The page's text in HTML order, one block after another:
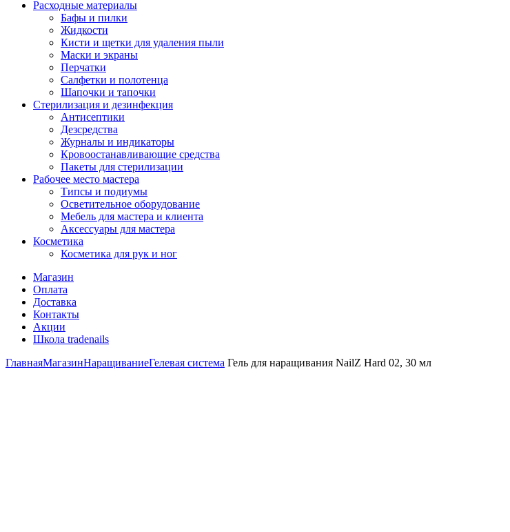
Расходные материалы
Бафы и пилки
Жидкости
Кисти и щетки для удаления пыли
Маски и экраны
Перчатки
Салфетки и полотенца
Шапочки и тапочки
Стерилизация и дезинфекция
Антисептики
Дезсредства
Журналы и индикаторы
Кровоостанавливающие средства
Пакеты для стерилизации
Рабочее место мастера
Типсы и подиумы
Осветительное оборудование
Мебель для мастера и клиента
Аксессуары для мастера
Косметика
Косметика для рук и ног
Магазин
Оплата
Доставка
Контакты
Акции
Школа tradenails
ГлавнаяМагазинНаращиваниеГелевая система Гель для наращивания NailZ Hard 02, 30 мл